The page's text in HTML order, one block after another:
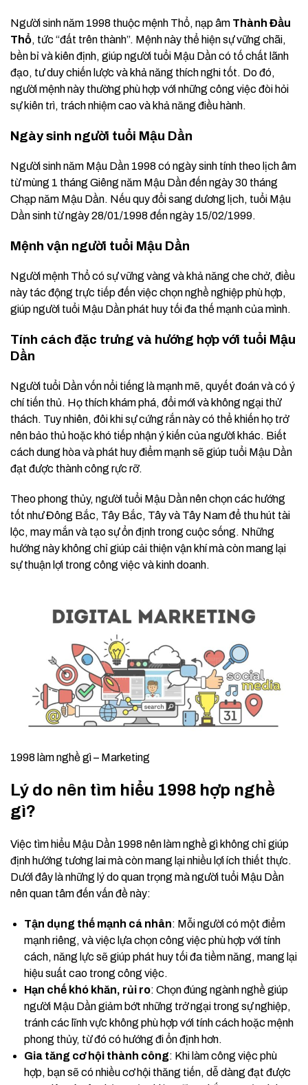
Người sinh năm 1998 thuộc mệnh Thổ, nạp âm Thành Đầu
Thổ, tức “đất trên thành”. Mệnh này thể hiện sự vững chãi,
bền bỉ và kiên định, giúp người tuổi Mậu Dần có tố chất lãnh
đạo, tư duy chiến lược và khả năng thích nghi tốt. Do đó,
người mệnh này thường phù hợp với những công việc đòi hỏi
sự kiên trì, trách nhiệm cao và khả năng điều hành.
Ngày sinh người tuổi Mậu Dần
Người sinh năm Mậu Dần 1998 có ngày sinh tính theo lịch âm
từ mùng 1 tháng Giêng năm Mậu Dần đến ngày 30 tháng
Chạp năm Mậu Dần. Nếu quy đổi sang dương lịch, tuổi Mậu
Dần sinh từ ngày 28/01/1998 đến ngày 15/02/1999.
Mệnh vận người tuổi Mậu Dần
Người mệnh Thổ có sự vững vàng và khả năng che chở, điều
này tác động trực tiếp đến việc chọn nghề nghiệp phù hợp,
giúp người tuổi Mậu Dần phát huy tối đa thế mạnh của mình.
Tính cách đặc trưng và hướng hợp với tuổi Mậu
Dần
Người tuổi Dần vốn nổi tiếng là mạnh mẽ, quyết đoán và có ý
chí tiến thủ. Họ thích khám phá, đổi mới và không ngại thử
thách. Tuy nhiên, đôi khi sự cứng rắn này có thể khiến họ trở
nên bảo thủ hoặc khó tiếp nhận ý kiến của người khác. Biết
cách dung hòa và phát huy điểm mạnh sẽ giúp tuổi Mậu Dần
đạt được thành công rực rỡ.
Theo phong thủy, người tuổi Mậu Dần nên chọn các hướng
tốt như Đông Bắc, Tây Bắc, Tây và Tây Nam để thu hút tài
lộc, may mắn và tạo sự ổn định trong cuộc sống. Những
hướng này không chỉ giúp cải thiện vận khí mà còn mang lại
sự thuận lợi trong công việc và kinh doanh.
1998 làm nghề gì – Marketing
Lý do nên tìm hiểu 1998 hợp nghề
gì?
Việc tìm hiểu Mậu Dần 1998 nên làm nghề gì không chỉ giúp
định hướng tương lai mà còn mang lại nhiều lợi ích thiết thực.
Dưới đây là những lý do quan trọng mà người tuổi Mậu Dần
nên quan tâm đến vấn đề này:
Tận dụng thế mạnh cá nhân: Mỗi người có một điểm
mạnh riêng, và việc lựa chọn công việc phù hợp với tính
cách, năng lực sẽ giúp phát huy tối đa tiềm năng, mang lại
hiệu suất cao trong công việc.
Hạn chế khó khăn, rủi ro: Chọn đúng ngành nghề giúp
người Mậu Dần giảm bớt những trở ngại trong sự nghiệp,
tránh các lĩnh vực không phù hợp với tính cách hoặc mệnh
phong thủy, từ đó có hướng đi ổn định hơn.
Gia tăng cơ hội thành công: Khi làm công việc phù
hợp, bạn sẽ có nhiều cơ hội thăng tiến, dễ dàng đạt được